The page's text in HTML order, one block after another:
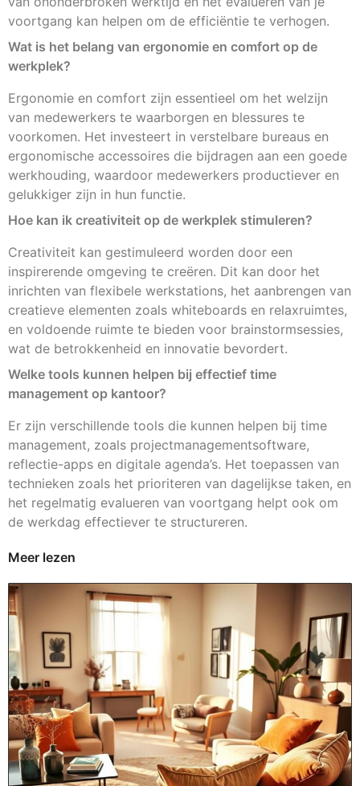
voortgang kan helpen om de efficiëntie te verhogen.
Wat is het belang van ergonomie en comfort op de
werkplek?
Ergonomie en comfort zijn essentieel om het welzijn
van medewerkers te waarborgen en blessures te
voorkomen. Het investeert in verstelbare bureaus en
ergonomische accessoires die bijdragen aan een goede
werkhouding, waardoor medewerkers productiever en
gelukkiger zijn in hun functie.
Hoe kan ik creativiteit op de werkplek stimuleren?
Creativiteit kan gestimuleerd worden door een
inspirerende omgeving te creëren. Dit kan door het
inrichten van flexibele werkstations, het aanbrengen van
creatieve elementen zoals whiteboards en relaxruimtes,
en voldoende ruimte te bieden voor brainstormsessies,
wat de betrokkenheid en innovatie bevordert.
Welke tools kunnen helpen bij effectief time
management op kantoor?
Er zijn verschillende tools die kunnen helpen bij time
management, zoals projectmanagementsoftware,
reflectie-apps en digitale agenda’s. Het toepassen van
technieken zoals het prioriteren van dagelijkse taken, en
het regelmatig evalueren van voortgang helpt ook om
de werkdag effectiever te structureren.
Meer lezen